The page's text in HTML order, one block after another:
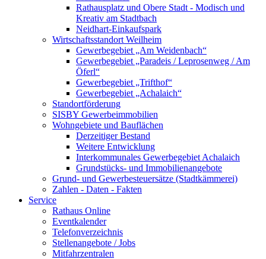
Rathausplatz und Obere Stadt - Modisch und
Kreativ am Stadtbach
Neidhart-Einkaufspark
Wirtschaftsstandort Weilheim
Gewerbegebiet „Am Weidenbach“
Gewerbegebiet „Paradeis / Leprosenweg / Am
Öferl“
Gewerbegebiet „Trifthof“
Gewerbegebiet „Achalaich“
Standortförderung
SISBY Gewerbeimmobilien
Wohngebiete und Bauflächen
Derzeitiger Bestand
Weitere Entwicklung
Interkommunales Gewerbegebiet Achalaich
Grundstücks- und Immobilienangebote
Grund- und Gewerbesteuersätze (Stadtkämmerei)
Zahlen - Daten - Fakten
Service
Rathaus Online
Eventkalender
Telefonverzeichnis
Stellenangebote / Jobs
Mitfahrzentralen